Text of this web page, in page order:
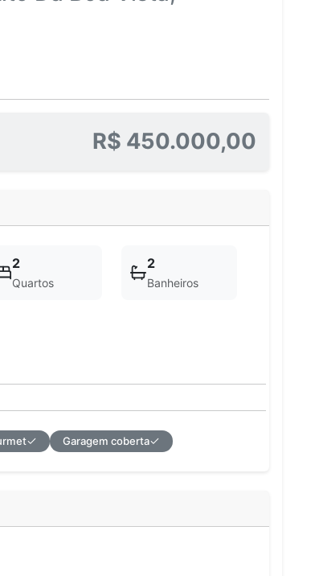
R$ 450.000,00
2
Quartos
2
Banheiros
Garagem coberta